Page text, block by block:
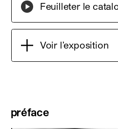
Feuilleter le
Voir l’exposition
préface